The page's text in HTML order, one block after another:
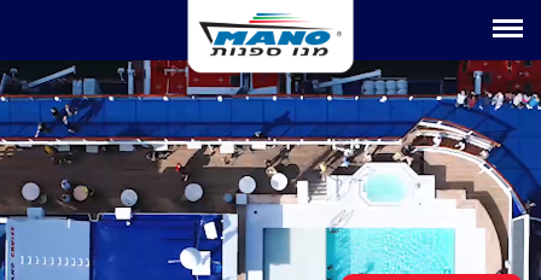
Toggle navigation